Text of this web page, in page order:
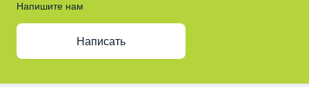
Напишите нам
Написать